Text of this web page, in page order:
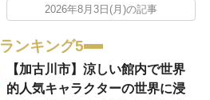
2026年8月3日(月)の記事
ランキング5
【加古川市】涼しい館内で世界
的人気キャラクターの世界に浸